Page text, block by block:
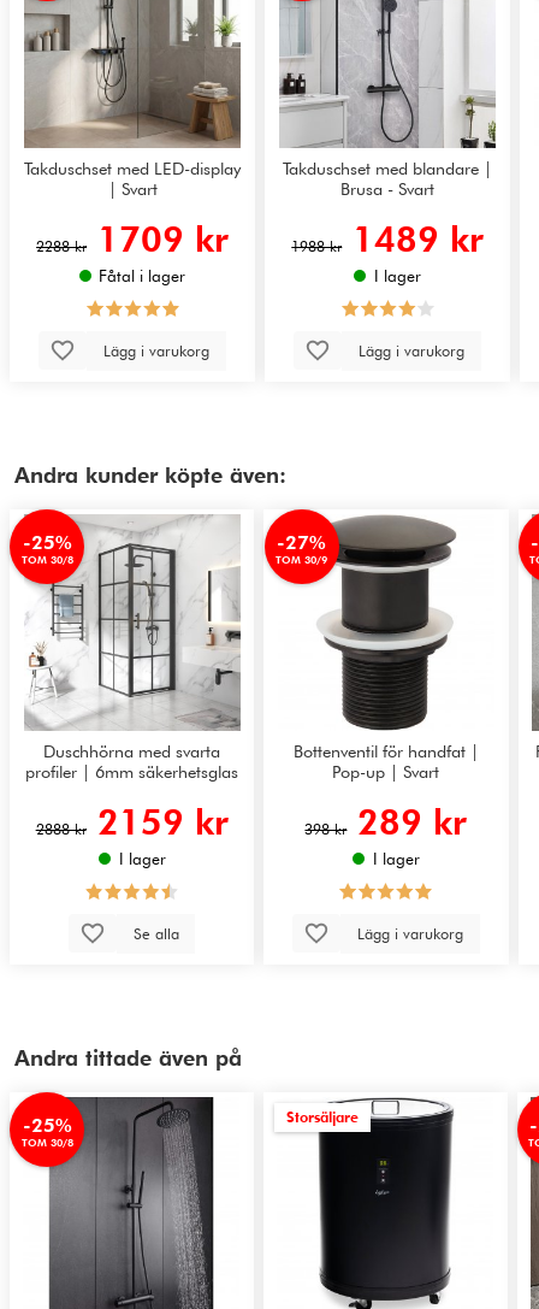
Takduschset med LED-display
| Svart
2288 kr 1709 kr
Fåtal i lager
Lägg i varukorg
Takduschset med blandare |
Brusa - Svart
1988 kr 1489 kr
I lager
Lägg i varukorg
Andra kunder köpte även:
-25%
TOM 30/8
Duschhörna med svarta
profiler | 6mm säkerhetsglas
2888 kr 2159 kr
I lager
Se alla
-27%
TOM 30/9
Bottenventil för handfat |
Pop-up | Svart
398 kr 289 kr
I lager
Lägg i varukorg
Andra tittade även på
-25%
TOM 30/8
Storsäljare